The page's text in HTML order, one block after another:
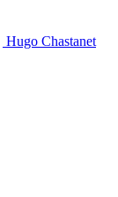
Hugo Chastanet